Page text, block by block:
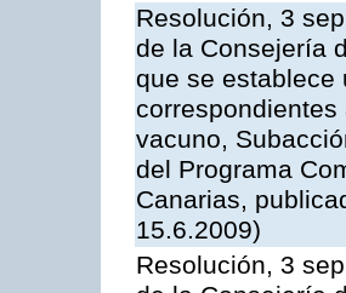
Resolución, 3
de la Consejería
que se establece
vacuno,
del Programa
Canarias,
15.6.2009)
Resolución, 3